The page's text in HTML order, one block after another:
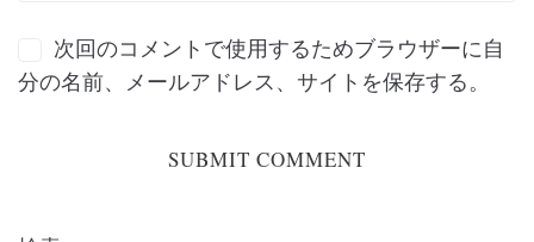
次回のコメントで使用するためブラウザーに自
分の名前、メールアドレス、サイトを保存する。